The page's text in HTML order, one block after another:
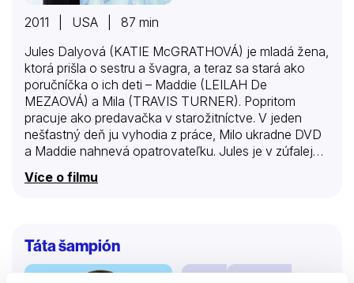
2011 | USA | 87 min
Jules Dalyová (KATIE McGRATHOVÁ) je mladá žena,
ktorá prišla o sestru a švagra, a teraz sa stará ako
poručníčka o ich deti – Maddie (LEILAH De
MEZAOVÁ) a Mila (TRAVIS TURNER). Popritom
pracuje ako predavačka v starožitníctve. V jeden
nešťastný deň ju vyhodia z práce, Milo ukradne DVD
a Maddie nahnevá opatrovateľku. Jules je v zúfalej
detí, vojvodu z Castlebury (ROGER MOORE). Svojho
zámku strávili Vianoce. Jules len neochotne súhlasí a
spolu s deťmi odcestuje do Castlebury Hall. Trojica sa
Více o filmu
Táta šampión
Filmy
Komedie